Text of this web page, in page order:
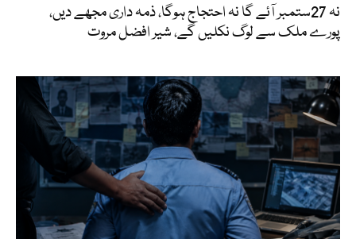
نہ 27ستمبر آئے گا نہ احتجاج ہوگا، ذمہ داری مجھے دیں،
پورے ملک سے لوگ نکلیں گے، شیر افضل مروت